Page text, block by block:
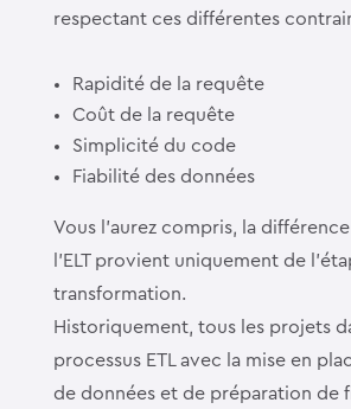
respectant ces différentes
Rapidité de la requête
Coût de la requête
Simplicité du code
Fiabilité des données
Vous l’aurez compris, la différence
l’ELT provient uniquement de
transformation.
Historiquement, tous les projets
processus ETL avec la mise en
de données et de préparation de